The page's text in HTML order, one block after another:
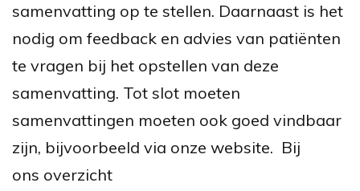
samenvatting op te stellen. Daarnaast is het
nodig om feedback en advies van patiënten
te vragen bij het opstellen van deze
samenvatting. Tot slot moeten
samenvattingen moeten ook goed vindbaar
zijn, bijvoorbeeld via onze website. Bij
ons overzicht